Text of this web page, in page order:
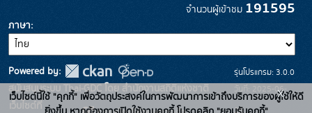
จำนวนผู้เข้าชม 191595
ภาษา
Powered by:
สนับสนุนระบบ Thai-GDC โดย สำนักงานสถิติแห่งชาติ
เว็บไซต์ที่
รุ่นโปรแกรม: 3.0.0
วันที่: 2025-06-
26
เว็บไซต์นี้ใช้ "คุกกี้" เพื่อวัตถุประสงค์ในการพัฒนาการเข้าถึงบริการของผู้ใช้ให้ดี
x